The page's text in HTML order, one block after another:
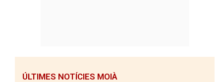
ÚLTIMES NOTÍCIES MOIÀ